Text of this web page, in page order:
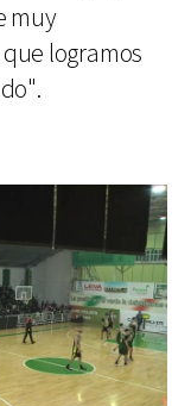
muy
logramos